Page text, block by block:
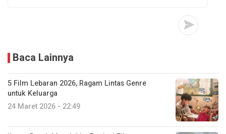
Baca Lainnya
5 Film Lebaran 2026, Ragam Lintas Genre
untuk Keluarga
24 Maret 2026 - 22:49